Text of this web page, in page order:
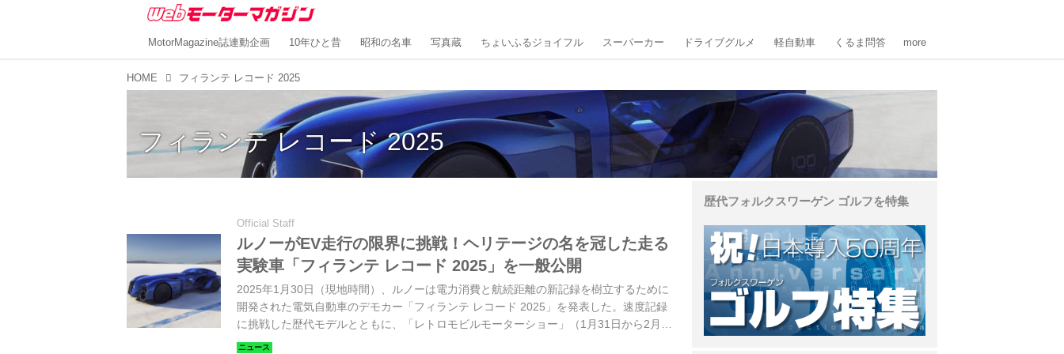
MotorMagazine誌連動企画 10年ひと昔 昭和の名車 写真蔵 ちょいふるジョイフル スーパーカー ドライブグルメ 軽自動車 くるま問答 more
HOME フィランテ レコード 2025
フィランテ レコード 2025
Official Staff
ルノーがEV走行の限界に挑戦！ヘリテージの名を冠した走る
実験車「フィランテ レコード 2025」を一般公開
2025年1月30日（現地時間）、ルノーは電力消費と航続距離の新記録を樹立するために
開発された電気自動車のデモカー「フィランテ レコード 2025」を発表した。速度記録
に挑戦した歴代モデルとともに、「レトロモビルモーターショー」（1月31日から2月4
日までフランス・パリのポルト・ド・ヴェルサイユ見本市会場で開催）で一般公開され
歴代フォルクスワーゲン ゴルフを特集